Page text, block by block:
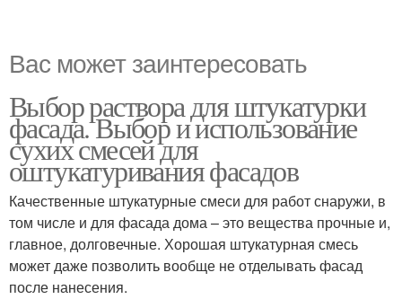
Вас может заинтересовать
Выбор раствора для штукатурки
фасада. Выбор и использование
сухих смесей для
оштукатуривания фасадов
Качественные штукатурные смеси для работ снаружи, в
том числе и для фасада дома – это вещества прочные и,
главное, долговечные. Хорошая штукатурная смесь
может даже позволить вообще не отделывать фасад
после нанесения.